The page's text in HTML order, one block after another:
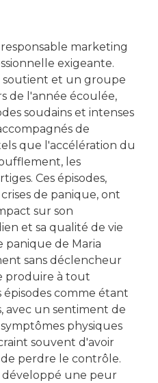
marketing
exigeante.
soutient et un groupe
de l'année écoulée,
soudains et intenses
de
que l'accélération du
les
Ces épisodes,
de panique, ont
sur son
et sa qualité de vie
panique de Maria
sans déclencheur
produire à tout
comme étant
avec un sentiment de
physiques
souvent d'avoir
perdre le contrôle.
développé une peur